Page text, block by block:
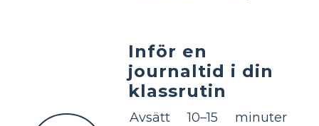
Inför en
journaltid i din
klassrutin
Avsätt 10–15 minuter